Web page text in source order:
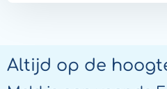
Altijd op de